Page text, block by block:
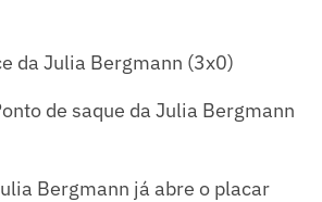
da Julia Bergmann (3x0)
de saque da Julia Bergmann
Bergmann já abre o placar